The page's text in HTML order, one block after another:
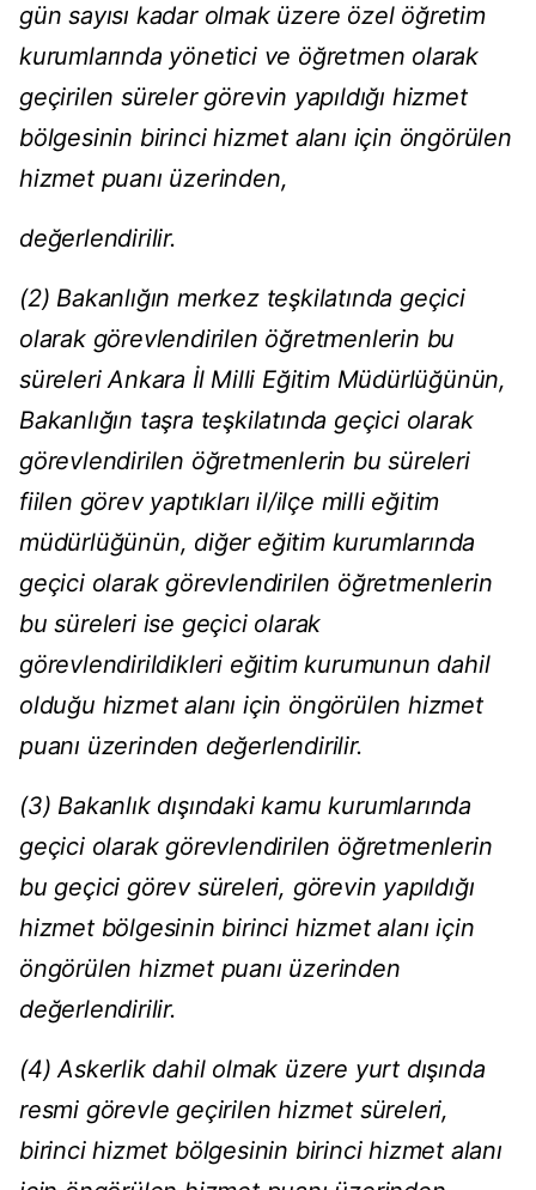
gün sayısı kadar olmak üzere özel öğretim
kurumlarında yönetici ve öğretmen olarak
geçirilen süreler görevin yapıldığı hizmet
bölgesinin birinci hizmet alanı için öngörülen
hizmet puanı üzerinden,
değerlendirilir.
(2) Bakanlığın merkez teşkilatında geçici
olarak görevlendirilen öğretmenlerin bu
süreleri Ankara İl Milli Eğitim Müdürlüğünün,
Bakanlığın taşra teşkilatında geçici olarak
görevlendirilen öğretmenlerin bu süreleri
fiilen görev yaptıkları il/ilçe milli eğitim
müdürlüğünün, diğer eğitim kurumlarında
geçici olarak görevlendirilen öğretmenlerin
bu süreleri ise geçici olarak
görevlendirildikleri eğitim kurumunun dahil
olduğu hizmet alanı için öngörülen hizmet
puanı üzerinden değerlendirilir.
(3) Bakanlık dışındaki kamu kurumlarında
geçici olarak görevlendirilen öğretmenlerin
bu geçici görev süreleri, görevin yapıldığı
hizmet bölgesinin birinci hizmet alanı için
öngörülen hizmet puanı üzerinden
değerlendirilir.
(4) Askerlik dahil olmak üzere yurt dışında
resmi görevle geçirilen hizmet süreleri,
birinci hizmet bölgesinin birinci hizmet alanı